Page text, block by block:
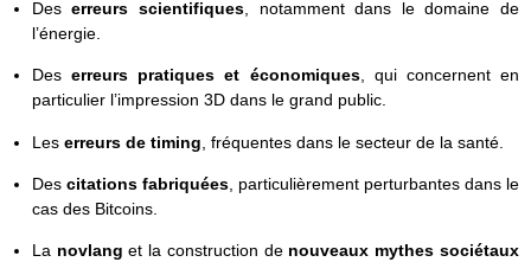
Deserreurs scientifiques, notamment dans le domaine de
l’énergie.
Deserreurs pratiques et économiques, qui concernent en
particulier l’impression 3D dans le grand public.
Les erreurs de timing , fréquentes dans le secteur de la santé.
Des citations fabriquées, particulièrement perturbantes dans le
cas des Bitcoins.
La novlanget la construction de nouveaux mythes sociétaux